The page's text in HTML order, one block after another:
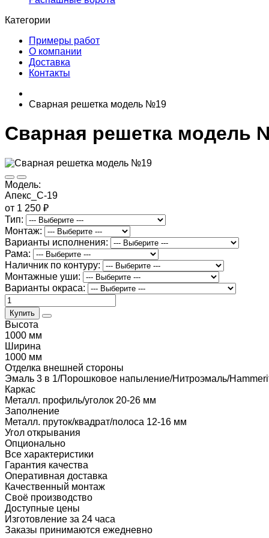
Категории
Примеры работ
О компании
Доставка
Контакты
Сварная решетка модель №19
Сварная решетка модель
Модель:
Апекс_С-19
от 1 250 ₽
Тип:
Монтаж:
Варианты исполнения:
Рама:
Наличник по контуру:
Монтажные уши:
Варианты окраса:
Купить
Высота
1000 мм
Ширина
1000 мм
Отделка внешней стороны
Эмаль 3 в 1/Порошковое напыление/Нитроэмаль/
Каркас
Металл. профиль/уголок 20-26 мм
Заполнение
Металл. пруток/квадрат/полоса 12-16 мм
Угол открывания
Опционально
Все характеристики
Гарантия качества
Оперативная доставка
Качественный монтаж
Своё производство
Доступные цены
Изготовление за 24 часа
Заказы принимаются ежедневно